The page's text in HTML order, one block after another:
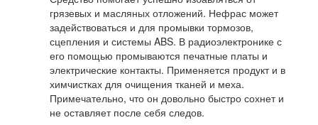
грязевых и масляных отложений. Нефрас может
задействоваться и для промывки тормозов,
сцепления и системы ABS. В радиоэлектронике с
его помощью промываются печатные платы и
электрические контакты. Применяется продукт и в
химчистках для очищения тканей и меха.
Примечательно, что он довольно быстро сохнет и
не оставляет после себя следов.